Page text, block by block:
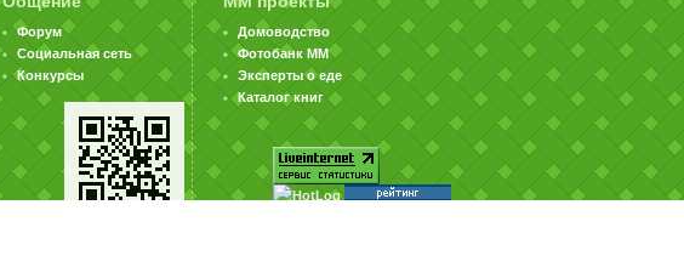
Форум
Социальная сеть
Конкурсы
Домоводство
Фотобанк ММ
Эксперты о еде
Каталог книг